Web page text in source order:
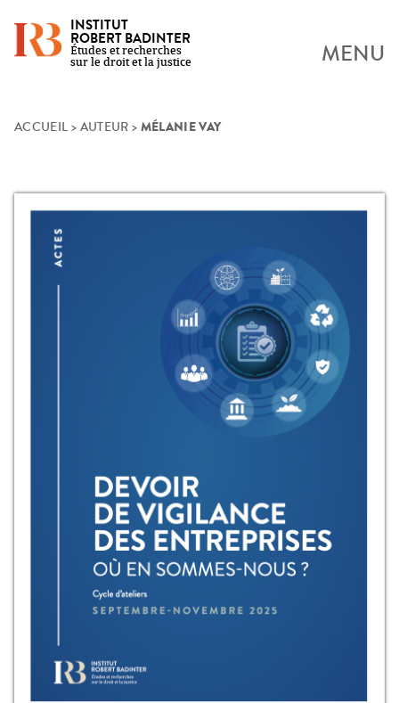
Skip
INSTITUT
ROBERT BADINTER
Études et recherches
sur le droit et la justice
MENU
ACCUEIL > AUTEUR > MÉLANIE VAY